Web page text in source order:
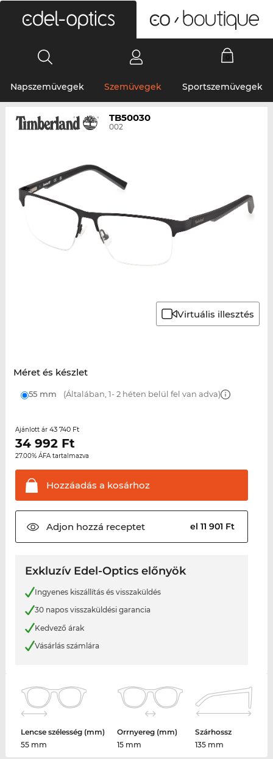
Napszemüvegek Szemüvegek Sportszemüvegek
TB50030
002
Virtuális illesztés
Méret és készlet
55 mm (Általában, 1- 2 héten belül fel van adva)
Ajánlott ár 43 740 Ft
34 992Ft
27.00% ÁFA tartalmazva
Hozzáadás a kosárhoz
Adjon hozzá receptet el 11 901 Ft
Exkluzív Edel-Optics előnyök
Ingyenes kiszállítás és visszaküldés
30 napos visszaküldési garancia
Kedvező árak
Vásárlás számlára
Lencse szélesség (mm)
55 mm
Orrnyereg (mm)
15 mm
Szárhossz
135 mm